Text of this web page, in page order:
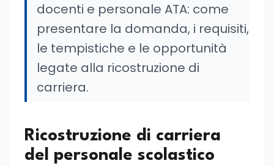
docenti e personale ATA: come
presentare la domanda, i requisiti,
le tempistiche e le opportunità
legate alla ricostruzione di
carriera.
Ricostruzione di carriera
del personale scolastico